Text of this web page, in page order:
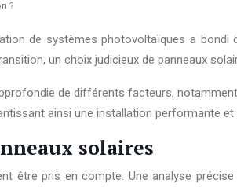
?
de systèmes photovoltaïques a
un choix judicieux de panneaux
de différents facteurs,
ainsi une installation performante et
solaires
être pris en compte. Une analyse